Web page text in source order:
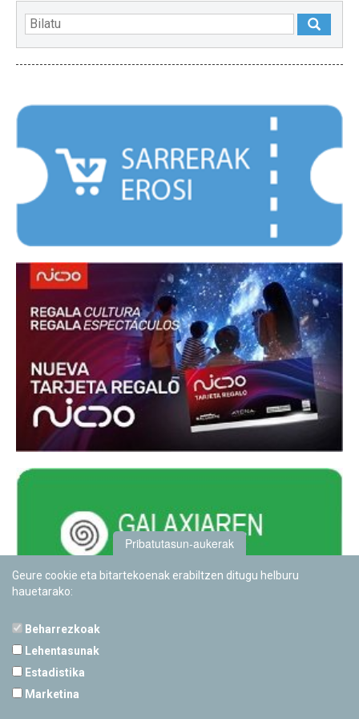
Pribatutasun-aukerak
Geure cookie eta bitartekoenak erabiltzen ditugu helburu
hauetarako:
Beharrezkoak
Lehentasunak
Estadistika
Marketina